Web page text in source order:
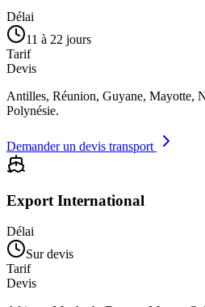
Délai
11 à 22 jours
Tarif
Devis
Antilles, Réunion, Guyane, Mayotte,
Polynésie.
Demander un devis transport
Export International
Délai
Sur devis
Tarif
Devis